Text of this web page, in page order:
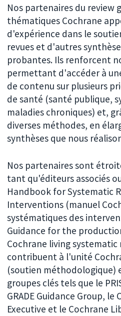
Nos partenaires du review
thématiques Cochrane
d'expérience dans le
revues et d'autres
probantes. Ils renforcent
permettant d'accéder à
de contenu sur plusieurs
de santé (santé publique,
maladies chroniques) et,
diverses méthodes, en
synthèses que nous
Nos partenaires sont
tant qu'éditeurs associés
Handbook for Systematic
Interventions (manuel
systématiques des
Guidance for the
Cochrane living systematic
contribuent à l'unité
(soutien méthodologique)
groupes clés tels que le
GRADE Guidance Group,
Executive et le Cochrane